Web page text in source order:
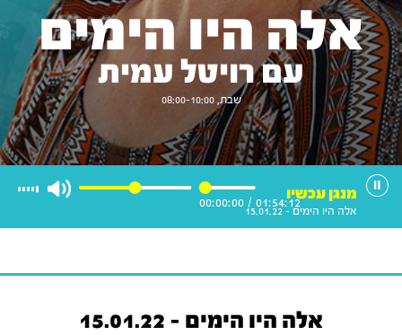
אלה היו הימים
עם רויטל עמית
שבת, 08:00-10:00
01:54:12
/
00:00:00
מנגן עכשיו
אלה היו הימים - 15.01.22
אלה היו הימים - 15.01.22